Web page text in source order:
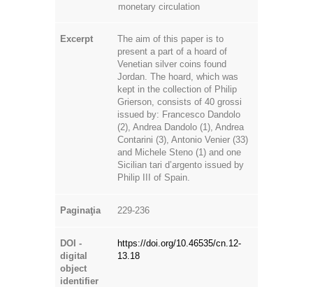
monetary circulation
Excerpt
The aim of this paper is to
present a part of a hoard of
Venetian silver coins found
Jordan. The hoard, which was
kept in the collection of Philip
Grierson, consists of 40 grossi
issued by: Francesco Dandolo
(2), Andrea Dandolo (1), Andrea
Contarini (3), Antonio Venier (33)
and Michele Steno (1) and one
Sicilian tari d’argento issued by
Philip III of Spain.
Paginaţia 229-236
DOI -
digital
object
identifier
https://doi.org/10.46535/cn.12-
13.18